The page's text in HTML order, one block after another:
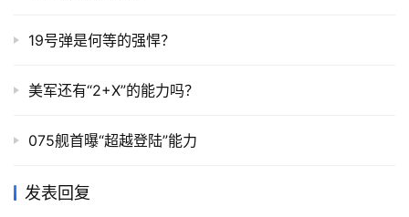
19号弹是何等的强悍？
美军还有“2+X”的能力吗？
075舰首曝“超越登陆”能力
发表回复